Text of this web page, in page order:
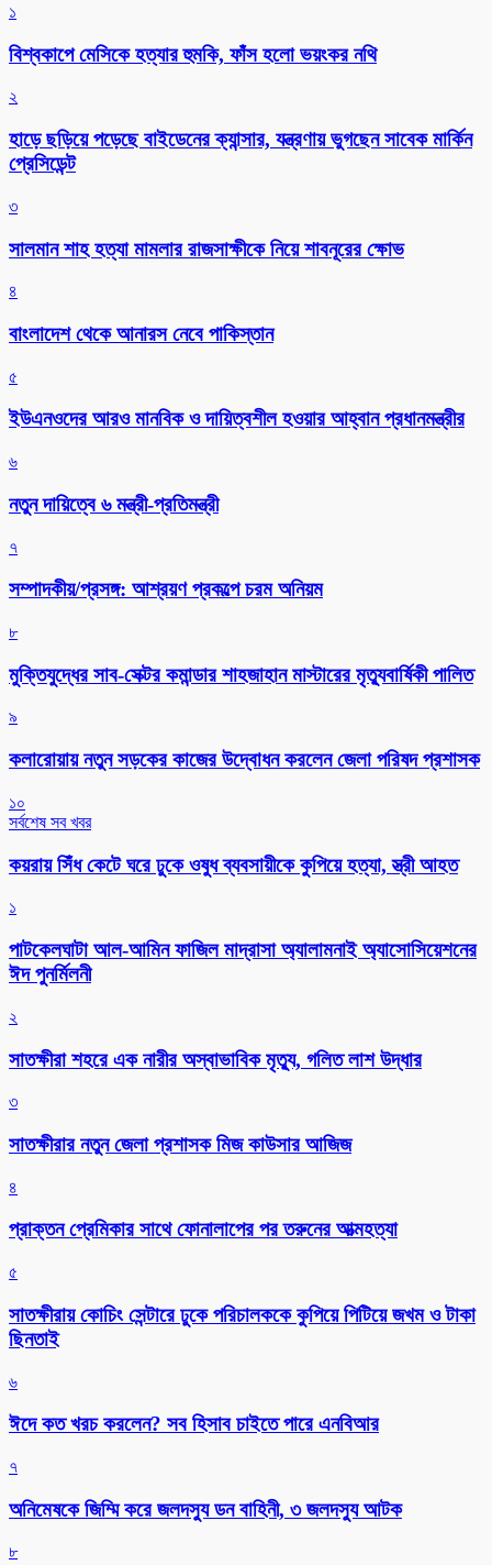
১
বিশ্বকাপে মেসিকে হত্যার হুমকি, ফাঁস হলো ভয়ংকর নথি
২
হাড়ে ছড়িয়ে পড়েছে বাইডেনের ক্যান্সার, যন্ত্রণায় ভুগছেন সাবেক মার্কিন
প্রেসিডেন্ট
৩
সালমান শাহ হত্যা মামলার রাজসাক্ষীকে নিয়ে শাবনূরের ক্ষোভ
৪
বাংলাদেশ থেকে আনারস নেবে পাকিস্তান
৫
ইউএনওদের আরও মানবিক ও দায়িত্বশীল হওয়ার আহ্বান প্রধানমন্ত্রীর
৬
নতুন দায়িত্বে ৬ মন্ত্রী-প্রতিমন্ত্রী
৭
সম্পাদকীয়/প্রসঙ্গ: আশ্রয়ণ প্রকল্পে চরম অনিয়ম
৮
মুক্তিযুদ্ধের সাব-সেক্টর কমান্ডার শাহজাহান মাস্টারের মৃত্যুবার্ষিকী পালিত
৯
কলারোয়ায় নতুন সড়কের কাজের উদ্বোধন করলেন জেলা পরিষদ প্রশাসক
১০
সর্বশেষ সব খবর
কয়রায় সিঁধ কেটে ঘরে ঢুকে ওষুধ ব্যবসায়ীকে কুপিয়ে হত্যা, স্ত্রী আহত
১
পাটকেলঘাটা আল-আমিন ফাজিল মাদ্রাসা অ্যালামনাই অ্যাসোসিয়েশনের
ঈদ পুনর্মিলনী
২
সাতক্ষীরা শহরে এক নারীর অস্বাভাবিক মৃত্যু, গলিত লাশ উদ্ধার
৩
সাতক্ষীরার নতুন জেলা প্রশাসক মিজ কাউসার আজিজ
৪
প্রাক্তন প্রেমিকার সাথে ফোনালাপের পর তরুনের আত্মহত্যা
৫
সাতক্ষীরায় কোচিং সেন্টারে ঢুকে পরিচালককে কুপিয়ে পিটিয়ে জখম ও টাকা
ছিনতাই
৬
ঈদে কত খরচ করলেন? সব হিসাব চাইতে পারে এনবিআর
৭
অনিমেষকে জিম্মি করে জলদস্যু ডন বাহিনী, ৩ জলদস্যু আটক
৮